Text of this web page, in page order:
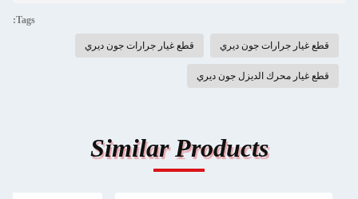
Tags:
قطع غيار جرارات جون ديري قطع غيار جرارات جون ديري
قطع غيار محرك الديزل جون ديري
Similar Products